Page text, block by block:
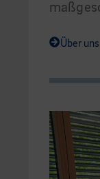
Über uns